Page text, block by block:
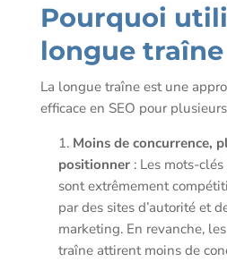
Pourquoi
longue traîne
La longue traîne est une
efficace en SEO pour
Moins de concurrence,
positionner: Les mots-
sont extrêmement
par des sites d’autorité et
marketing. En revanche,
traîne attirent moins de